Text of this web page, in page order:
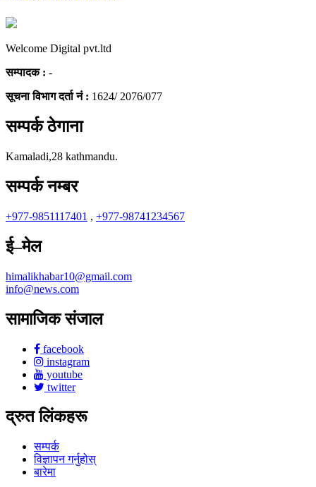
Welcome Digital pvt.ltd
सम्पादक : -
सूचना विभाग दर्ता नं : 1624/ 2076/077
सम्पर्क ठेगाना
Kamaladi,28 kathmandu.
सम्पर्क नम्बर
+977-9851117401 , +977-98741234567
ई–मेल
himalikhabar10@gmail.com
info@news.com
सामाजिक संजाल
facebook
instagram
youtube
twitter
द्रुत लिंकहरू
सम्पर्क
विज्ञापन गर्नुहोस्
बारेमा